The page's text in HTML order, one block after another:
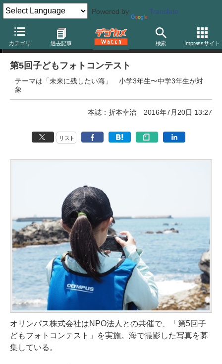
Powered by Translate
カテゴリ 過去記事 検索 Impressサイト
フォトコンテスト
第5回子どもフォトコンテスト
テーマは「未来に残したい海」 小学3年生〜中学3年生が対
象
本誌：折本幸治 2016年7月20日 13:27
リスト
オリンパス株式会社はNPO法人との共催で、「第5回子
どもフォトコンテスト」を実施。海で撮影した写真を募
集している。